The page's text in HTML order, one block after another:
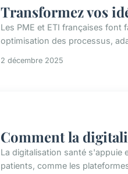
Transformez vos
Les PME et ETI françaises
optimisation des processus,
2 décembre 2025
Comment la
La digitalisation santé s'appuie
patients, comme les